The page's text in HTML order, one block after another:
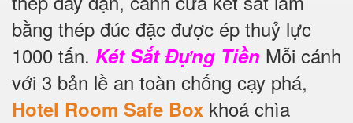
bằng thép đúc đặc được ép thuỷ lực
1000 tấn. Két Sắt Đựng Tiền Mỗi cánh
với 3 bản lề an toàn chống cạy phá,
Hotel Room Safe Box khoá chìa